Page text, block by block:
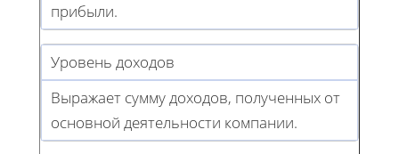
прибыли.
Уровень доходов
Выражает сумму доходов, полученных от
основной деятельности компании.